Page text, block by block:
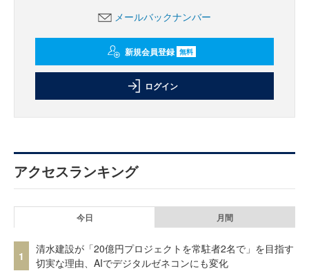
メールバックナンバー
新規会員登録 無料
ログイン
アクセスランキング
今日 月間
1
清水建設が「20億円プロジェクトを常駐者2名で」を目指す
切実な理由、AIでデジタルゼネコンにも変化